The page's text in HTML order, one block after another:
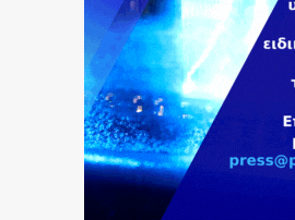
ΑΣΤΥΝΟΜΙΚΟ ΡΕΠΟΡΤΑΖ
Η ΦΩΝΗ ΣΟΥ